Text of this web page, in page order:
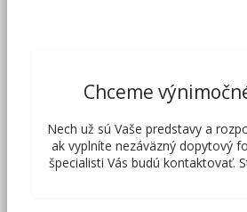
Chceme
Nech už sú Vaše predstavy a
ak vyplníte nezáväzný dopytový
špecialisti Vás budú kontaktovať.